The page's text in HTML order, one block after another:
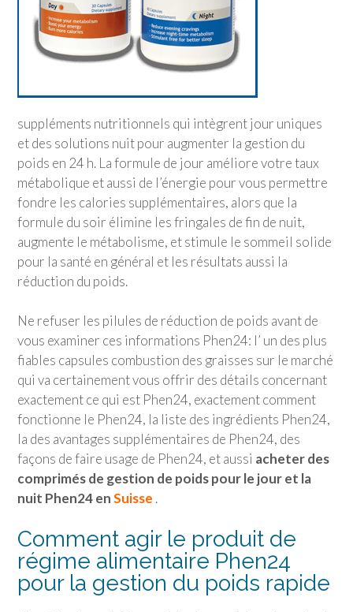
suppléments nutritionnels qui intègrent jour uniques
et des solutions nuit pour augmenter la gestion du
poids en 24 h. La formule de jour améliore votre taux
métabolique et aussi de l’énergie pour vous permettre
fondre les calories supplémentaires, alors que la
formule du soir élimine les fringales de fin de nuit,
augmente le métabolisme, et stimule le sommeil solide
pour la santé en général et les résultats aussi la
réduction du poids.
Ne refuser les pilules de réduction de poids avant de
vous examiner ces informations Phen24: l’ un des plus
fiables capsules combustion des graisses sur le marché
qui va certainement vous offrir des détails concernant
exactement ce qui est Phen24, exactement comment
fonctionne le Phen24, la liste des ingrédients Phen24,
la des avantages supplémentaires de Phen24, des
façons de faire usage de Phen24, et aussi acheter des
comprimés de gestion de poids pour le jour et la
nuit Phen24 enSuisse .
Comment agir le produit de
régime alimentaire Phen24
pour la gestion du poids rapide